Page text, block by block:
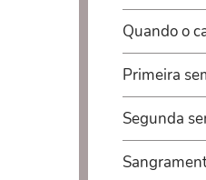
Quando o
Primeira
Segunda